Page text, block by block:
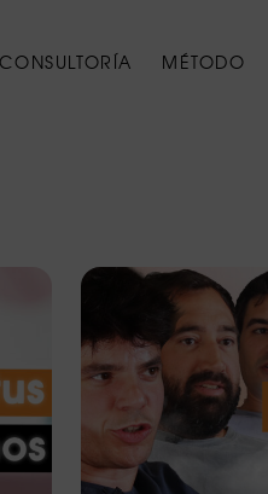
CONSULTORÍA MÉTODO